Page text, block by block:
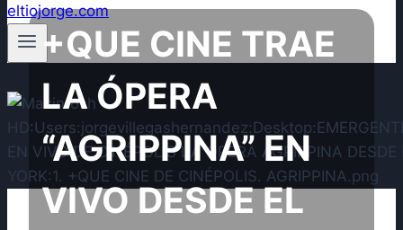
+QUE CINE TRAE
LA ÓPERA
“AGRIPPINA” EN
VIVO DESDE EL